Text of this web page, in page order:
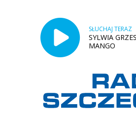
SŁUCHAJ TERAZ
SYLWIA
MANGO